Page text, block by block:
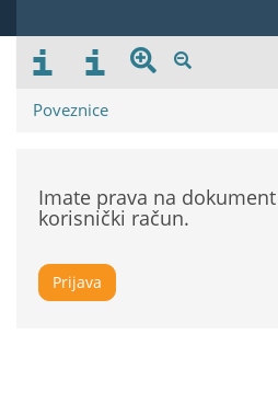
Poveznice
Imate prava na
korisnički račun.
Prijava